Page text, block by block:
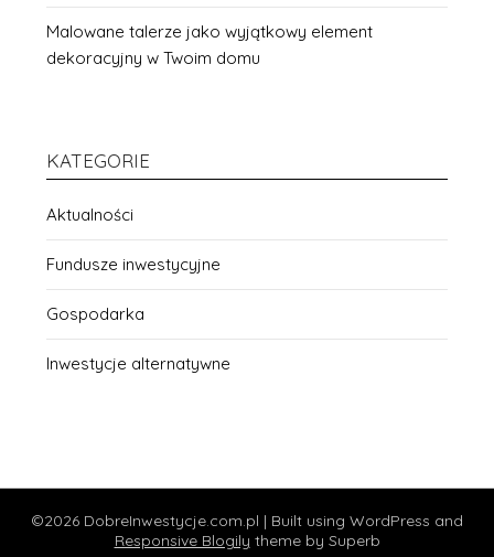
Malowane talerze jako wyjątkowy element
dekoracyjny w Twoim domu
KATEGORIE
Aktualności
Fundusze inwestycyjne
Gospodarka
Inwestycje alternatywne
©2026 DobreInwestycje.com.pl | Built using WordPress and
Responsive Blogily theme by Superb